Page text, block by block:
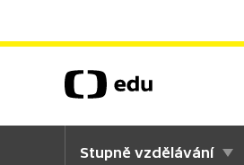
Stupně vzdělávání